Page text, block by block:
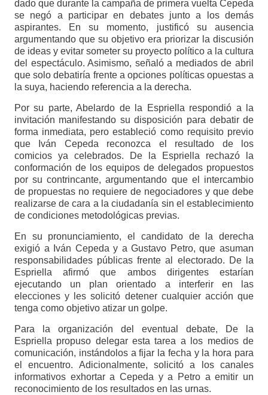
dado que durante la campaña de primera vuelta Cepeda
se negó a participar en debates junto a los demás
aspirantes. En su momento, justificó su ausencia
argumentando que su objetivo era priorizar la discusión
de ideas y evitar someter su proyecto político a la cultura
del espectáculo. Asimismo, señaló a mediados de abril
que solo debatiría frente a opciones políticas opuestas a
la suya, haciendo referencia a la derecha.
Por su parte, Abelardo de la Espriella respondió a la
invitación manifestando su disposición para debatir de
forma inmediata, pero estableció como requisito previo
que Iván Cepeda reconozca el resultado de los
comicios ya celebrados. De la Espriella rechazó la
conformación de los equipos de delegados propuestos
por su contrincante, argumentando que el intercambio
de propuestas no requiere de negociadores y que debe
realizarse de cara a la ciudadanía sin el establecimiento
de condiciones metodológicas previas.
En su pronunciamiento, el candidato de la derecha
exigió a Iván Cepeda y a Gustavo Petro, que asuman
responsabilidades públicas frente al electorado. De la
Espriella afirmó que ambos dirigentes estarían
ejecutando un plan orientado a interferir en las
elecciones y les solicitó detener cualquier acción que
tenga como objetivo atizar un golpe.
Para la organización del eventual debate, De la
Espriella propuso delegar esta tarea a los medios de
comunicación, instándolos a fijar la fecha y la hora para
el encuentro. Adicionalmente, solicitó a los canales
informativos exhortar a Cepeda y a Petro a emitir un
reconocimiento de los resultados en las urnas.